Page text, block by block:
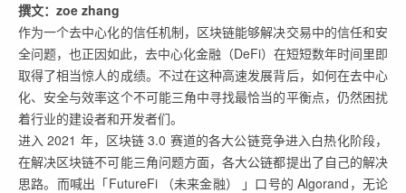
撰文：zoe zhang
作为一个去中心化的信任机制，区块链能够解决交易中的信任和安
全问题，也正因如此，去中心化金融（DeFi）在短短数年时间里即
取得了相当惊人的成绩。不过在这种高速发展背后，如何在去中心
化、安全与效率这个不可能三角中寻找最恰当的平衡点，仍然困扰
着行业的建设者和开发者们。
进入 2021 年，区块链 3.0 赛道的各大公链竞争进入白热化阶段，
在解决区块链不可能三角问题方面，各大公链都提出了自己的解决
思路。而喊出「FutureFi （未来金融） 」口号的 Algorand，无论